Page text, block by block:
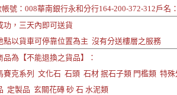
帳號：008華南銀行永和分行164-200-372-312戶名
功，三天內即可送貨
點以貨車可停靠位置為主 沒有分送樓層之服務
品為【不能退換之貨品】：
賽克系列 文化石 石頭 石材 抿石子類 門檻類 特
定製品 玄關花磚 砂 石 水泥類